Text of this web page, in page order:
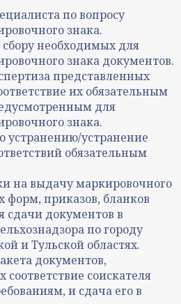
по вопросу
знака.
необходимых для
знака документов.
представленных
их обязательным
для
знака.
устранению/устранение
обязательным
на выдачу маркировочного
форм, приказов, бланков
сдачи документов в
по городу
и Тульской областях.
документов,
соискателя
и сдача его в